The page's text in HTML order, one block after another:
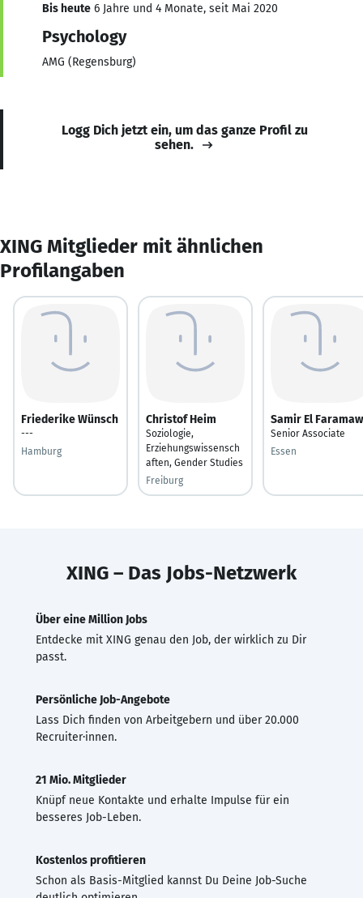
Bis heute 6 Jahre und 4 Monate, seit Mai 2020
Psychology
AMG (Regensburg)
Logg Dich jetzt ein, um das ganze Profil zu
sehen.
XING Mitglieder mit ähnlichen
Profilangaben
Friederike Wünsch
---
Hamburg
Christof Heim
Soziologie,
Erziehungswissensch
aften, Gender Studies
Freiburg
Samir El
Senior Associate
Essen
XING – Das Jobs-Netzwerk
Über eine Million Jobs
Entdecke mit XING genau den Job, der wirklich zu Dir
passt.
Persönliche Job-Angebote
Lass Dich finden von Arbeitgebern und über 20.000
Recruiter·innen.
21 Mio. Mitglieder
Knüpf neue Kontakte und erhalte Impulse für ein
besseres Job-Leben.
Kostenlos profitieren
Schon als Basis-Mitglied kannst Du Deine Job-Suche